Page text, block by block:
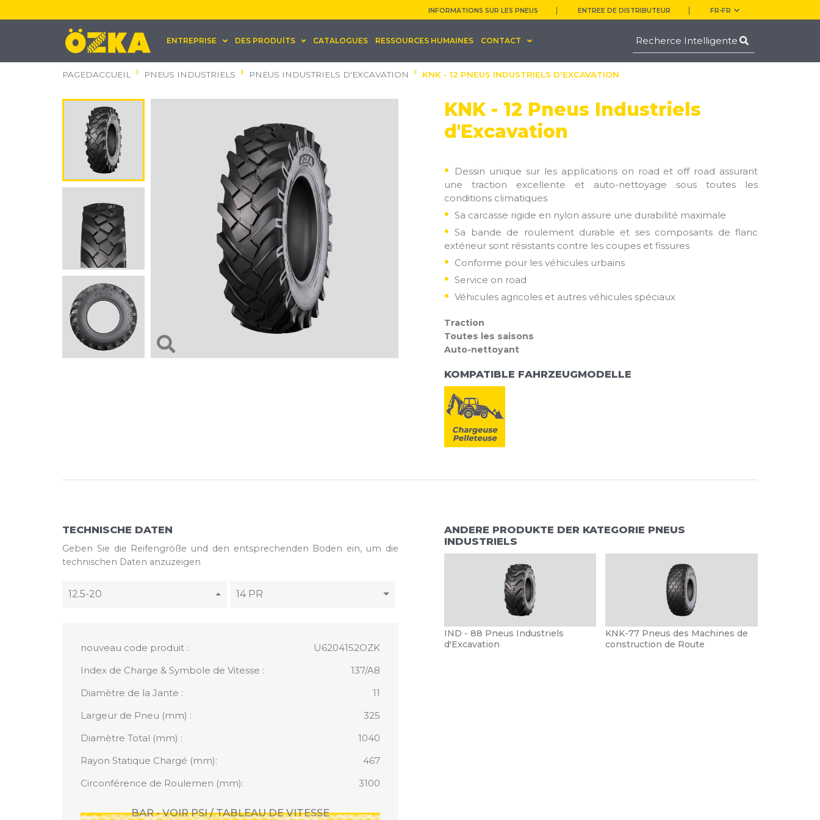
INFORMATIONS SUR LES PNEUS ENTREE DE DISTRIBUTEUR FR-FR
ENTREPRISE DES PRODUİTS CATALOGUES RESSOURCES HUMAINES CONTACT
PAGEDACCUEIL PNEUS INDUSTRIELS PNEUS INDUSTRIELS D'EXCAVATION KNK - 12 PNEUS INDUSTRIELS D'EXCAVATION
KNK - 12 Pneus Industriels
d'Excavation
Dessin unique sur les applications on road et off road assurant
une traction excellente et auto-nettoyage sous toutes les
conditions climatiques
Sa carcasse rigide en nylon assure une durabilité maximale
Sa bande de roulement durable et ses composants de flanc
extérieur sont résistants contre les coupes et fissures
Conforme pour les véhicules urbains
Service on road
Véhicules agricoles et autres véhicules spéciaux
Traction
Toutes les saisons
Auto-nettoyant
KOMPATIBLE FAHRZEUGMODELLE
TECHNISCHE DATEN
Geben Sie die Reifengröße und den entsprechenden Boden ein, um die
technischen Daten anzuzeigen
12.5-20 14 PR
nouveau code produit :
U6204152OZK
Index de Charge & Symbole de Vitesse :
137/A8
Diamètre de la Jante :
11
Largeur de Pneu (mm) :
325
Diamètre Total (mm) :
1040
Rayon Statique Chargé (mm):
467
Circonférence de Roulemen (mm):
3100
BAR - VOIR PSI / TABLEAU DE VITESSE
ANDERE PRODUKTE DER KATEGORIE PNEUS
INDUSTRIELS
IND - 88 Pneus Industriels
d'Excavation
KNK-77 Pneus des Machines de
construction de Route